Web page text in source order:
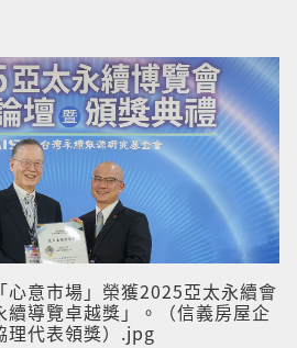
心意市場」榮獲2025亞太永續會
導覽卓越獎」。（信義房屋企
理代表領獎）.jpg